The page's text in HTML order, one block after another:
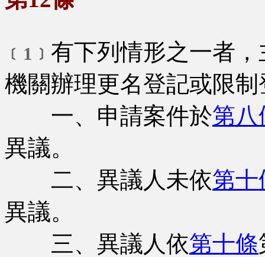
﹝1﹞ 有下列情形之一者
機關辦理更名登記或限制
一、申請案件於第八
異議。
二、異議人未依第十
異議。
三、異議人依第十條